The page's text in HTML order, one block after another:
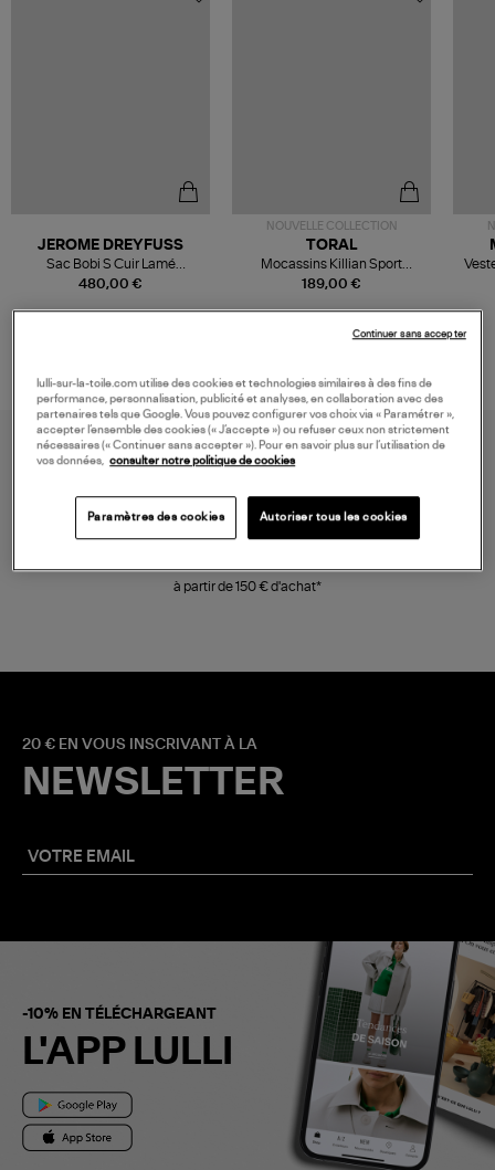
480,00 €
JEROME DREYFUSS
Sac Bobi S Cuir Lamé
Champagne
NOUVELLE COLLECTION
189,00 €
TORAL
Mocassins Killian Sport
Mousse
à partir de 150 € d'achat*
20 € EN VOUS INSCRIVANT À LA
NEWSLETTER
-10% EN TÉLÉCHARGEANT
L'APP LULLI
lulli-sur-la-toile.com utilise des cookies et technologies similaires à des fins de
performance, personnalisation, publicité et analyses, en collaboration avec des
partenaires tels que Google. Vous pouvez configurer vos choix via « Paramétrer »,
accepter l’ensemble des cookies (« J’accepte ») ou refuser ceux non strictement
nécessaires (« Continuer sans accepter »). Pour en savoir plus sur l’utilisation de
vos données, consulter notre politique de cookies
Paramètres des cookies Autoriser tous les cookies
Continuer sans accepter